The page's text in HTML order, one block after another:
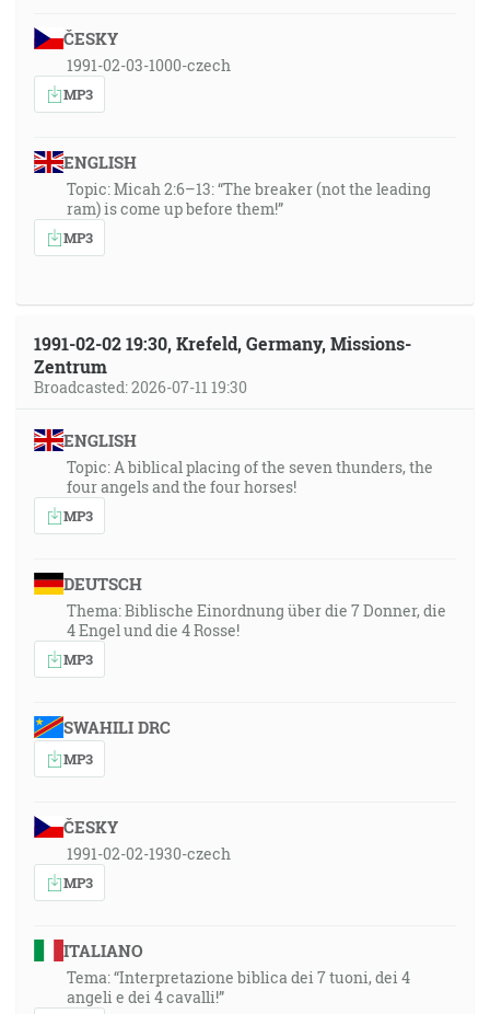
ČESKY
1991-02-03-1000-czech
MP3
ENGLISH
Topic: Micah 2:6–13: “The breaker (not the leading
ram) is come up before them!”
MP3
1991-02-02 19:30, Krefeld, Germany, Missions-
Zentrum
Broadcasted: 2026-07-11 19:30
ENGLISH
Topic: A biblical placing of the seven thunders, the
four angels and the four horses!
MP3
DEUTSCH
Thema: Biblische Einordnung über die 7 Donner, die
4 Engel und die 4 Rosse!
MP3
SWAHILI DRC
MP3
ČESKY
1991-02-02-1930-czech
MP3
ITALIANO
Tema: “Interpretazione biblica dei 7 tuoni, dei 4
angeli e dei 4 cavalli!”